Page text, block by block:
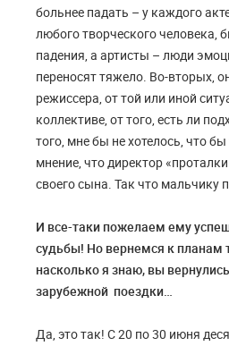
больнее падать – у каждого
любого творческого человека,
падения, а артисты – люди
переносят тяжело. Во-вторых,
режиссера, от той или иной
коллективе, от того, есть ли
того, мне бы не хотелось, что
мнение, что директор
своего сына. Так что мальчику
И все-таки пожелаем ему
судьбы! Но вернемся к планам
насколько я знаю, вы
зарубежной поездки…
Да, это так! С 20 по 30 июня